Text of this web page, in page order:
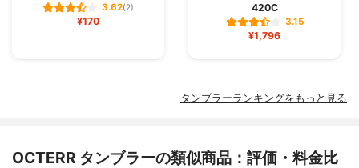
3.62(2)
¥170
420C
3.15
¥1,796
タンブラーランキングをもっと見る
OCTERR タンブラーの類似商品：評価・料金比